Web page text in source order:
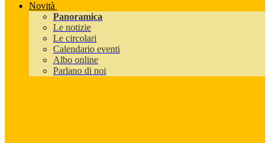
Novità
Panoramica
Le notizie
Le circolari
Calendario eventi
Albo online
Parlano di noi